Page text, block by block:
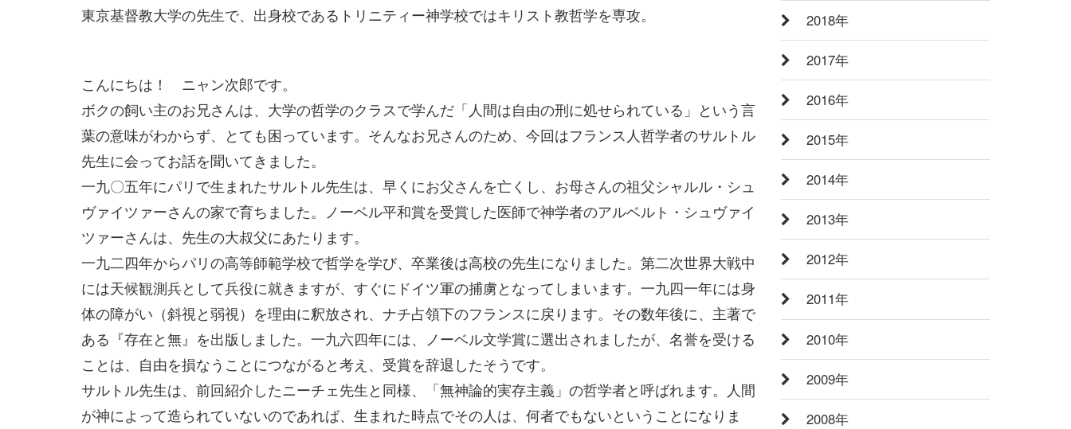
東京基督教大学の先生で、出身校であるトリニティー神学校ではキリスト教哲学を専攻。
こんにちは！ ニャン次郎です。
ボクの飼い主のお兄さんは、大学の哲学のクラスで学んだ「人間は自由の刑に処せられている」という言
葉の意味がわからず、とても困っています。そんなお兄さんのため、今回はフランス人哲学者のサルトル
先生に会ってお話を聞いてきました。
一九〇五年にパリで生まれたサルトル先生は、早くにお父さんを亡くし、お母さんの祖父シャルル・シュ
ヴァイツァーさんの家で育ちました。ノーベル平和賞を受賞した医師で神学者のアルベルト・シュヴァイ
ツァーさんは、先生の大叔父にあたります。
一九二四年からパリの高等師範学校で哲学を学び、卒業後は高校の先生になりました。第二次世界大戦中
には天候観測兵として兵役に就きますが、すぐにドイツ軍の捕虜となってしまいます。一九四一年には身
体の障がい（斜視と弱視）を理由に釈放され、ナチ占領下のフランスに戻ります。その数年後に、主著で
ある『存在と無』を出版しました。一九六四年には、ノーベル文学賞に選出されましたが、名誉を受ける
ことは、自由を損なうことにつながると考え、受賞を辞退したそうです。
サルトル先生は、前回紹介したニーチェ先生と同様、「無神論的実存主義」の哲学者と呼ばれます。人間
が神によって造られていないのであれば、生まれた時点でその人は、何者でもないということになりま
2018年
2017年
2016年
2015年
2014年
2013年
2012年
2011年
2010年
2009年
2008年